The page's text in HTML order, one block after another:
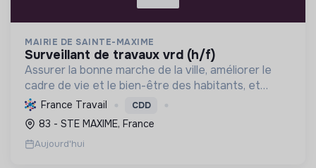
MAIRIE DE SAINTE-MAXIME
surveillant de travaux vrd (h/f)
Assurer la bonne marche de la ville, améliorer le
cadre de vie et le bien-être des habitants, et
s'engager activement dans la transition
écologique et sociale à travers la gestion des
infrastructures.
France Travail CDD
83 - STE MAXIME, France
Aujourd'hui